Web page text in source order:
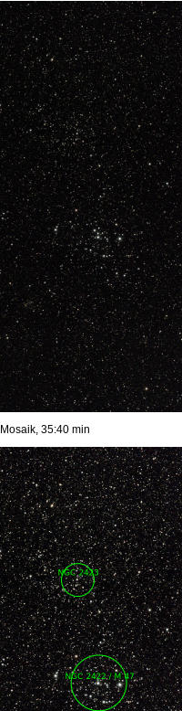
, Mosaik, 35:40 min